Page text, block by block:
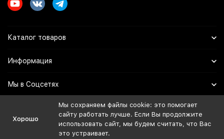
Каталог товаров
Информация
Мы в Соцсетях
Политика персональных данных
Хорошо
Мы сохраняем файлы cookie: это помогает
сайту работать лучше. Если Вы продолжите
использовать сайт, мы будем считать, что Вас
это устраивает.